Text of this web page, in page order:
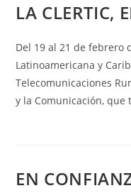
LA CLERTIC,
Del 19 al 21 de febrero
Latinoamericana y
Telecomunicaciones
y la Comunicación,
EN